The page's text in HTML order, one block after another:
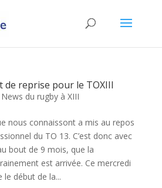
de reprise pour le TOXIII
News du rugby à XIII
nous connaissont a mis au repos
du TO 13. C’est donc avec
bout de 9 mois, que la
est arrivée. Ce mercredi
le début de la...